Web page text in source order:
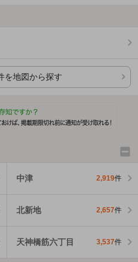
を地図から探す
中津 2,919件
北新地 2,657件
天神橋筋六丁目 3,537件